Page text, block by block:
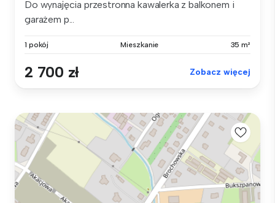
Do wynajęcia przestronna kawalerka z balkonem i
garażem p...
1 pokój Mieszkanie 35 m²
2 700 zł Zobacz więcej